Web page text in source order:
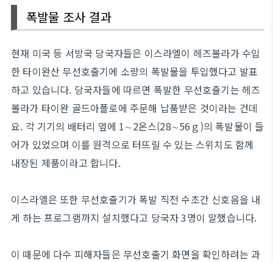
폭발물 조사 결과
현재 미국 등 서방국 당국자들은 이스라엘이 헤즈볼라가 수입
한 타이완산 무선호출기에 소량의 폭발물을 투입했다고 발표
하고 있습니다. 당국자들에 따르면 폭발한 무선호출기는 헤즈
볼라가 타이완 골드아폴로에 주문해 납품받은 것이라는 건데
요. 각 기기의 배터리 옆에 1∼2온스(28∼56ｇ)의 폭발물이 들
어가 있었으며 이를 원격으로 터뜨릴 수 있는 스위치도 함께
내장된 제품이라고 합니다.
이스라엘은 또한 무선호출기가 폭발 직전 수초간 신호음을 내
게 하는 프로그램까지 설치했다고 당국자 3명이 말했습니다.
이 때문에 다수 피해자들은 무선호출기 화면을 확인하려는 과